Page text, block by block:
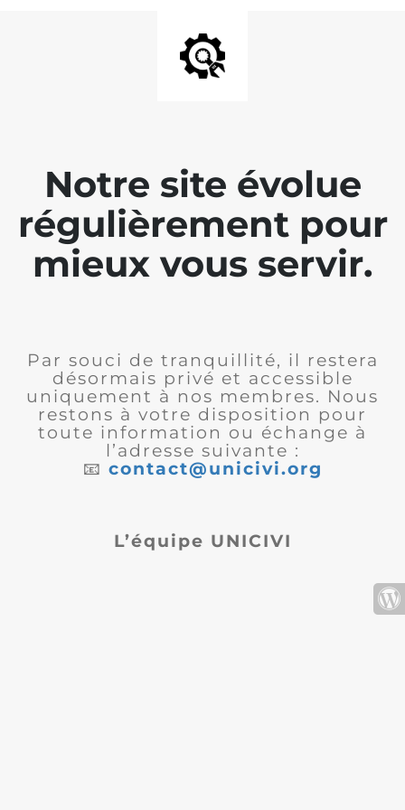
Notre site évolue
régulièrement pour
mieux vous servir.
Par souci de tranquillité, il restera
désormais privé et accessible
uniquement à nos membres. Nous
restons à votre disposition pour
toute information ou échange à
l’adresse suivante :
📧 contact@unicivi.org
L’équipe UNICIVI